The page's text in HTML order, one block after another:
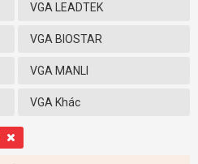
VGA LEADTEK
VGA BIOSTAR
VGA MANLI
VGA Khác